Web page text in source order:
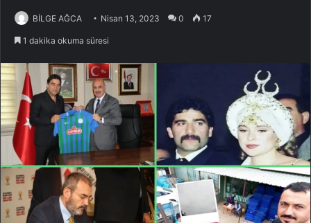
BİLGE AĞCA Nisan 13, 2023 0 17
1 dakika okuma süresi